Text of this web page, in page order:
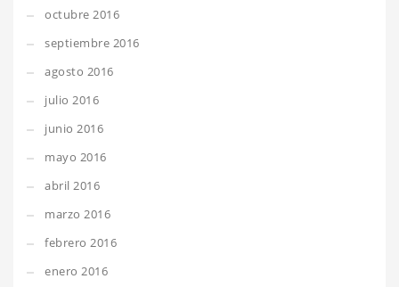
octubre 2016
septiembre 2016
agosto 2016
julio 2016
junio 2016
mayo 2016
abril 2016
marzo 2016
febrero 2016
enero 2016